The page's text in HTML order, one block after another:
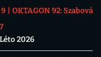
OKTAGON 92: Szabová
Léto 2026